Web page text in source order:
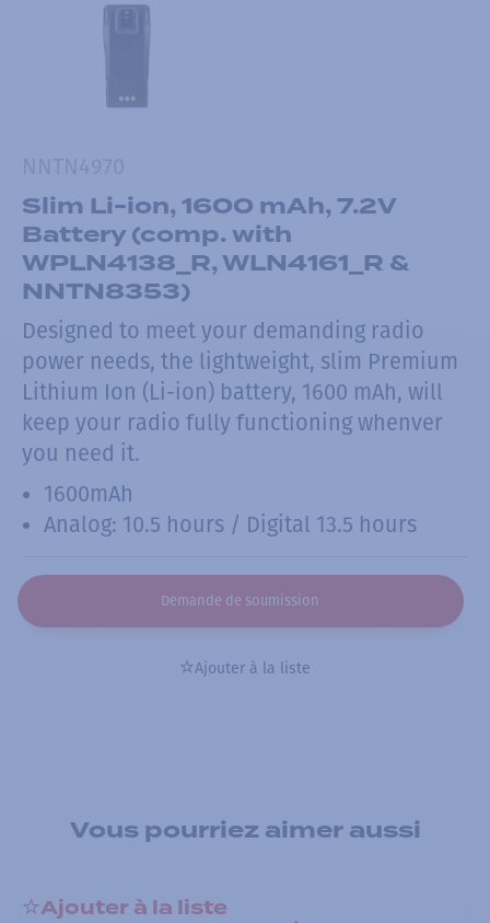
Slim Li-ion, 1600 mAh, 7.2V
Battery (comp. with
WPLN4138_R, WLN4161_R &
NNTN8353)
Designed to meet your demanding radio
power needs, the lightweight, slim Premium
Lithium Ion (Li-ion) battery, 1600 mAh, will
keep your radio fully functioning whenver
you need it.
1600mAh
Analog: 10.5 hours / Digital 13.5 hours
Demande de soumission
Ajouter à la liste
Vous pourriez aimer aussi
Ajouter à la liste